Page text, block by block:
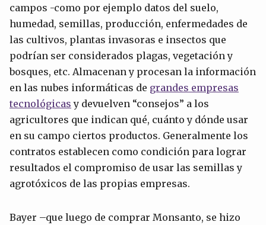
campos -como por ejemplo datos del suelo,
humedad, semillas, producción, enfermedades de
las cultivos, plantas invasoras e insectos que
podrían ser considerados plagas, vegetación y
bosques, etc. Almacenan y procesan la información
en las nubes informáticas de grandes empresas
tecnológicas y devuelven “consejos” a los
agricultores que indican qué, cuánto y dónde usar
en su campo ciertos productos. Generalmente los
contratos establecen como condición para lograr
resultados el compromiso de usar las semillas y
agrotóxicos de las propias empresas.
Bayer –que luego de comprar Monsanto, se hizo